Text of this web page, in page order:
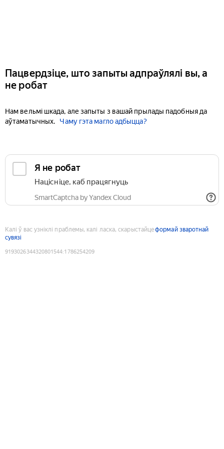
Пацвердзіце, што запыты адпраўлялі вы, а
не робат
Нам вельмі шкада, але запыты з вашай прылады падобныя да
аўтаматычных.
Чаму гэта магло адбыцца?
Я не робат
Націсніце, каб працягнуць
SmartCaptcha by Yandex Cloud
Калі ў вас узніклі праблемы, калі ласка, скарыстайцеформай зваротнай
сувязі
9193026344320801544:1786254209